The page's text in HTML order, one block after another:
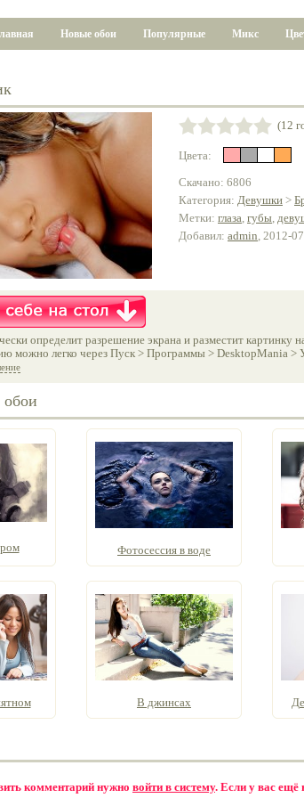
Новые обои Популярные Микс
(12
Цвета:
Скачано: 6806
Категория: Девушки >
Метки: глаза, губы,
Добавил: admin, 2012-
определит разрешение экрана и разместит картинку
можно легко через Пуск > Программы > DesktopMania >
обои
Фотосессия в воде
В джинсах
комментарий нужно войти в систему. Если у вас ещё